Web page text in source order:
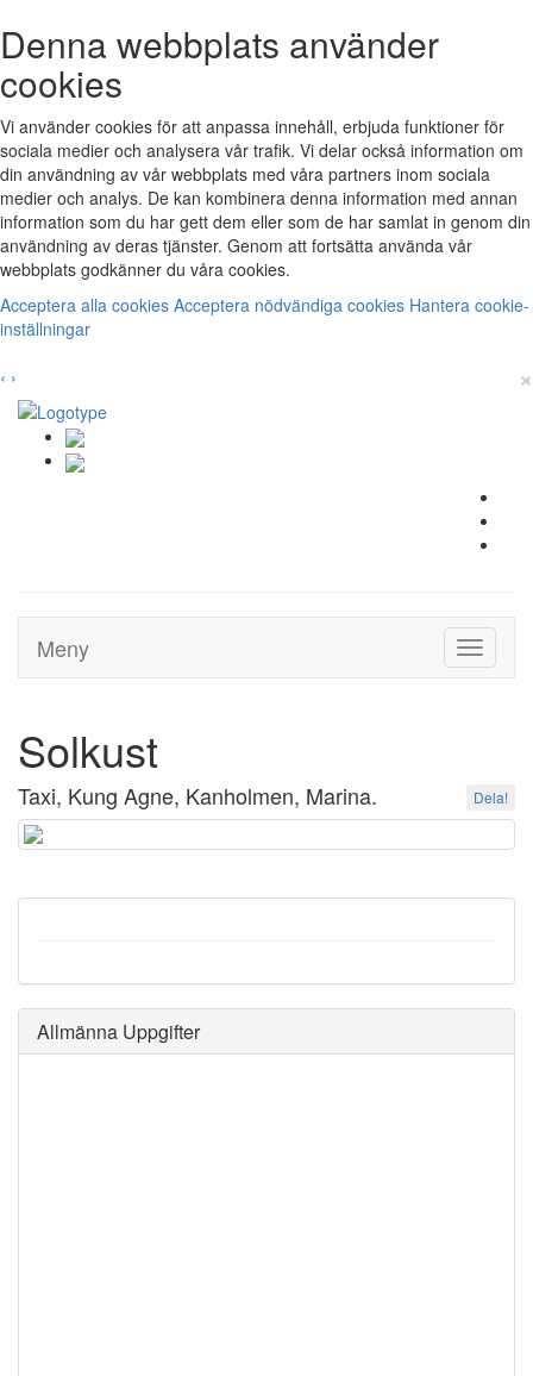
Denna webbplats använder
cookies
Vi använder cookies för att anpassa innehåll, erbjuda funktioner för
sociala medier och analysera vår trafik. Vi delar också information om
din användning av vår webbplats med våra partners inom sociala
medier och analys. De kan kombinera denna information med annan
information som du har gett dem eller som de har samlat in genom din
användning av deras tjänster. Genom att fortsätta använda vår
webbplats godkänner du våra cookies.
Acceptera alla cookies Acceptera nödvändiga cookies Hantera cookie-
inställningar
‹ › ×
Toggle
Meny
Solkust
Taxi, Kung Agne, Kanholmen, Marina. Dela!
Allmänna Uppgifter